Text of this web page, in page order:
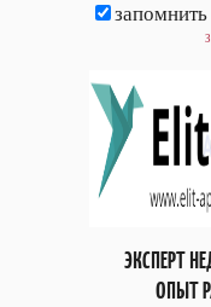
запомнить
ЭКСПЕРТ
ОПЫТ